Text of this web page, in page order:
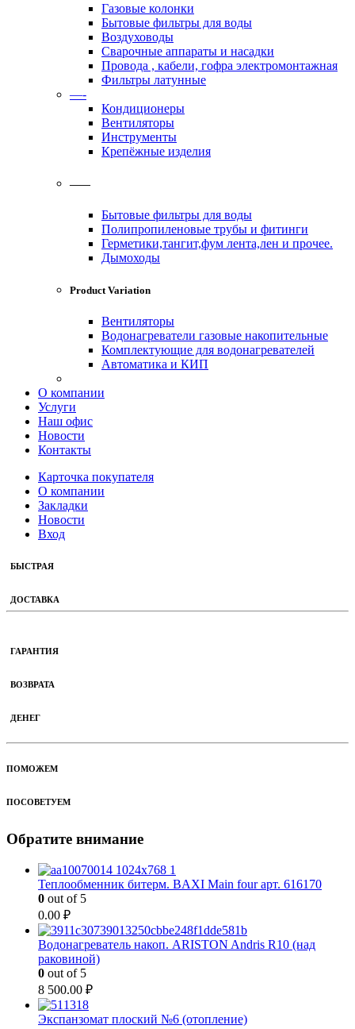
Газовые колонки
Бытовые фильтры для воды
Воздуховоды
Сварочные аппараты и насадки
Провода , кабели, гофра электромонтажная
Фильтры латунные
—-
Кондиционеры
Вентиляторы
Инструменты
Крепёжные изделия
——
Бытовые фильтры для воды
Полипропиленовые трубы и фитинги
Герметики,тангит,фум лента,лен и прочее.
Дымоходы
Product Variation
Вентиляторы
Водонагреватели газовые накопительные
Комплектующие для водонагревателей
Автоматика и КИП
О компании
Услуги
Наш офис
Новости
Контакты
Карточка покупателя
О компании
Закладки
Новости
Вход
БЫСТРАЯ
ДОСТАВКА
ГАРАНТИЯ
ВОЗВРАТА
ДЕНЕГ
ПОМОЖЕМ
ПОСОВЕТУЕМ
Обратите внимание
Теплообменник битерм. BAXI Main four арт. 616170
0 out of 5
0.00 ₽
Водонагреватель накоп. ARISTON Andris R10 (над
раковиной)
0 out of 5
8 500.00 ₽
Экспанзомат плоский №6 (отопление)